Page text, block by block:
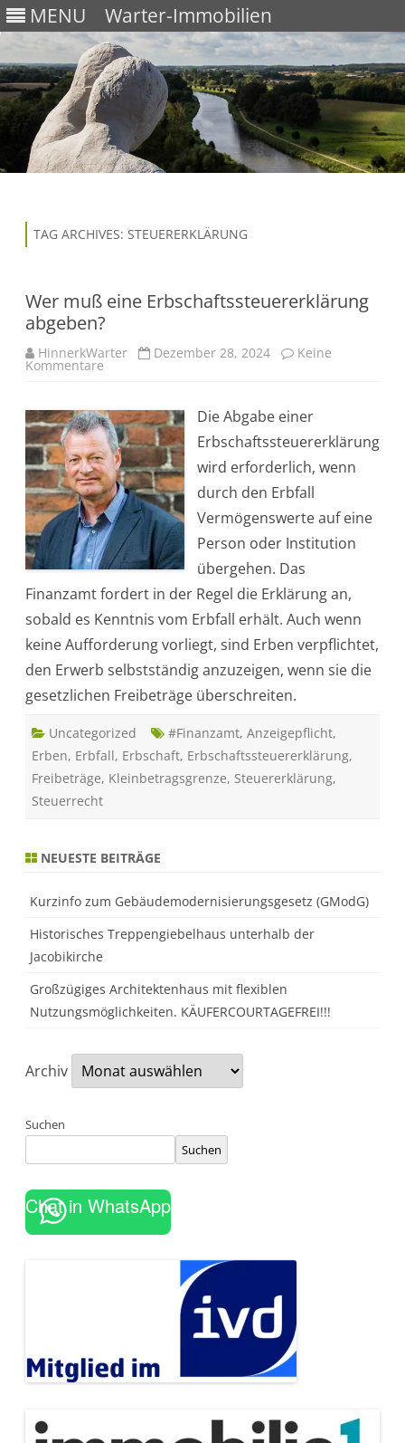
MENU Warter-Immobilien
TAG ARCHIVES: STEUERERKLÄRUNG
Wer muß eine Erbschaftssteuererklärung
abgeben?
HinnerkWarter Dezember 28, 2024 Keine
Kommentare
r
m
u
ß
e
i
n
e
E
r
b
s
c
a
t
s
e
e
r
l
ä
g
e
n
Die Abgabe einer
Erbschaftssteuererklärung
wird erforderlich, wenn
durch den Erbfall
Vermögenswerte auf eine
Person oder Institution
übergehen. Das
Finanzamt fordert in der Regel die Erklärung an,
sobald es Kenntnis vom Erbfall erhält. Auch wenn
keine Aufforderung vorliegt, sind Erben verpflichtet,
den Erwerb selbstständig anzuzeigen, wenn sie die
gesetzlichen Freibeträge überschreiten.
Uncategorized #Finanzamt, Anzeigepflicht,
Erben, Erbfall, Erbschaft, Erbschaftssteuererklärung,
Freibeträge, Kleinbetragsgrenze, Steuererklärung,
Steuerrecht
NEUESTE BEITRÄGE
Kurzinfo zum Gebäudemodernisierungsgesetz (GModG)
Historisches Treppengiebelhaus unterhalb der
Jacobikirche
Großzügiges Architektenhaus mit flexiblen
Nutzungsmöglichkeiten. KÄUFERCOURTAGEFREI!!!
Archiv
Suchen
Suchen
Chat in WhatsApp